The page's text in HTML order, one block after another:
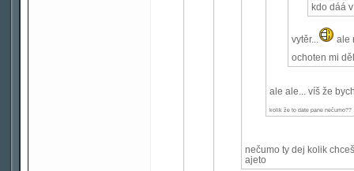
kdo dáá
vytěr...
ale
ochoten mi
ale ale... víš že
kolik že to date pane nečumo??
nečumo ty dej kolik
ajeto